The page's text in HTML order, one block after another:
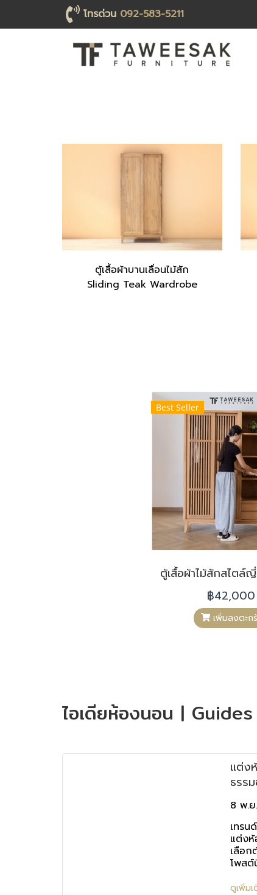
โทรด่วน 092-583-5211
ตู้เสื้อผ้าบานเลื่อนไม้สัก
Sliding Teak Wardrobe
Best Seller
฿42,000
เพิ่มลงตะก
ไอเดียห้องนอน | Guides
แต่ง
ธรร
8 พ.
เทรน
แต่งห้
เลือ
โพสต์
ดูเพิ่มเ